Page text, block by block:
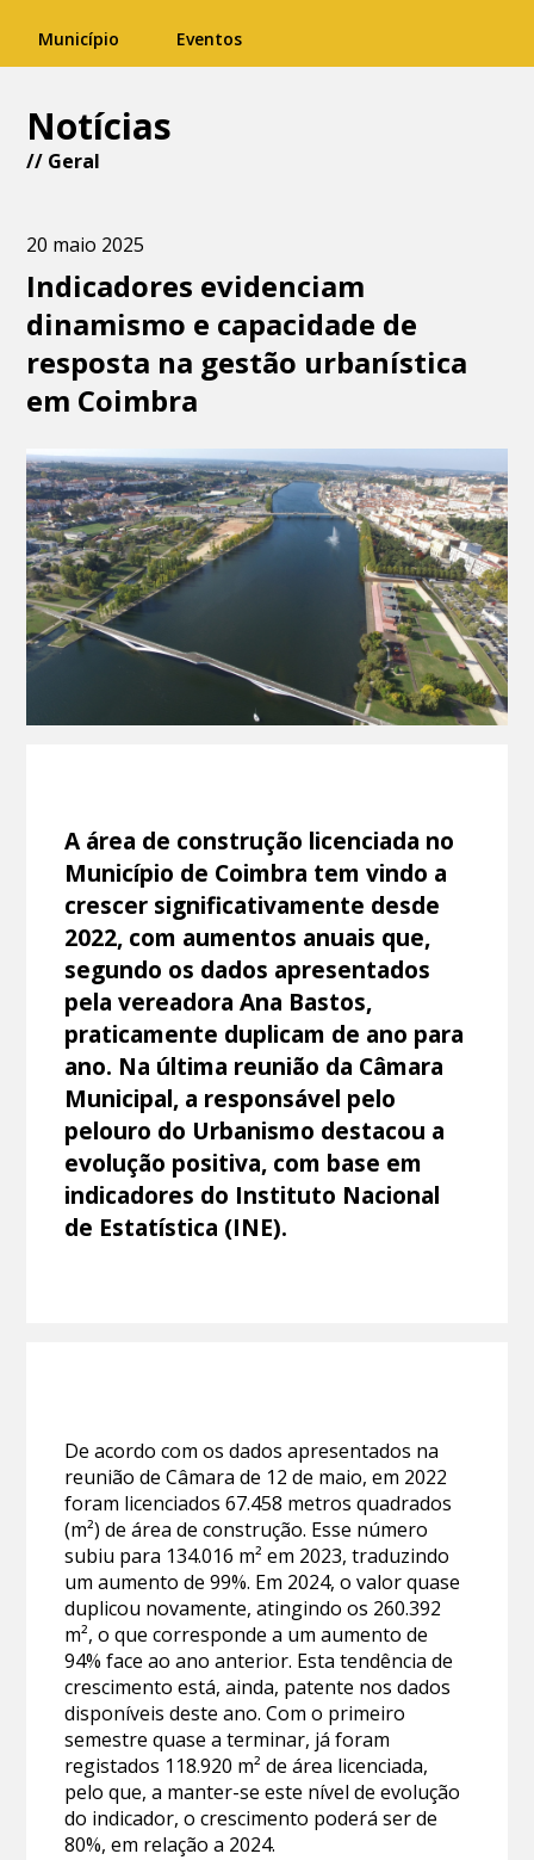
Município Eventos
Notícias
// Geral
20 maio 2025
Indicadores evidenciam
dinamismo e capacidade de
resposta na gestão urbanística
em Coimbra
A área de construção licenciada no
Município de Coimbra tem vindo a
crescer significativamente desde
2022, com aumentos anuais que,
segundo os dados apresentados
pela vereadora Ana Bastos,
praticamente duplicam de ano para
ano. Na última reunião da Câmara
Municipal, a responsável pelo
pelouro do Urbanismo destacou a
evolução positiva, com base em
indicadores do Instituto Nacional
de Estatística (INE).
De acordo com os dados apresentados na
reunião de Câmara de 12 de maio, em 2022
foram licenciados 67.458 metros quadrados
(m²) de área de construção. Esse número
subiu para 134.016 m² em 2023, traduzindo
um aumento de 99%. Em 2024, o valor quase
duplicou novamente, atingindo os 260.392
m², o que corresponde a um aumento de
94% face ao ano anterior. Esta tendência de
crescimento está, ainda, patente nos dados
disponíveis deste ano. Com o primeiro
semestre quase a terminar, já foram
registados 118.920 m² de área licenciada,
pelo que, a manter-se este nível de evolução
do indicador, o crescimento poderá ser de
80%, em relação a 2024.